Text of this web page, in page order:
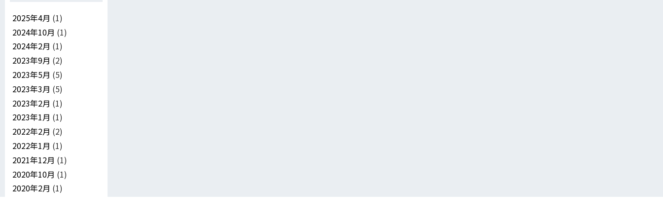
2025年4月 (1)
2024年10月 (1)
2024年2月 (1)
2023年9月 (2)
2023年5月 (5)
2023年3月 (5)
2023年2月 (1)
2023年1月 (1)
2022年2月 (2)
2022年1月 (1)
2021年12月 (1)
2020年10月 (1)
2020年2月 (1)